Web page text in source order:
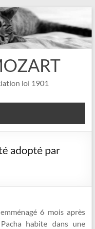
loi 1901
adopté par
6 mois après
habite dans une